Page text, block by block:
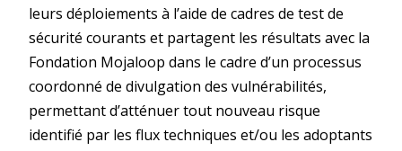
leurs déploiements à l’aide de cadres de test de
sécurité courants et partagent les résultats avec la
Fondation Mojaloop dans le cadre d’un processus
coordonné de divulgation des vulnérabilités,
permettant d’atténuer tout nouveau risque
identifié par les flux techniques et/ou les adoptants